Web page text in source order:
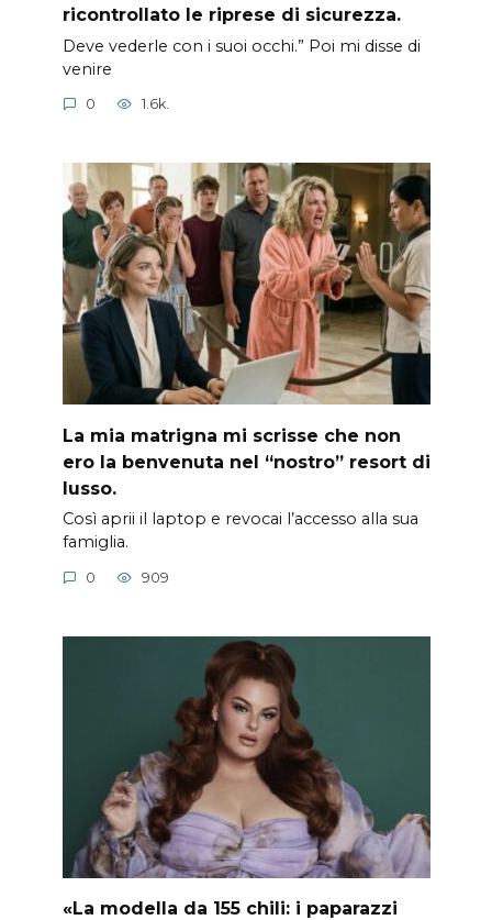
ricontrollato le riprese di sicurezza.
Deve vederle con i suoi occhi.” Poi mi disse di
venire
0 1.6k.
La mia matrigna mi scrisse che non
ero la benvenuta nel “nostro” resort di
lusso.
Così aprii il laptop e revocai l’accesso alla sua
famiglia.
0 909
«La modella da 155 chili: i paparazzi